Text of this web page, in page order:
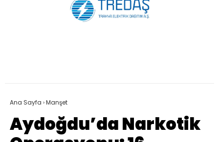
Ana Sayfa ›Manşet
Aydoğdu’da Narkotik